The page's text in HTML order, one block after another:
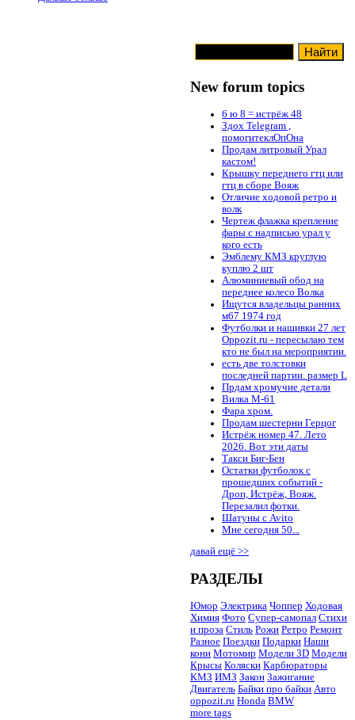
New forum topics
6 ю 8 = истрёж 48
Здох Telegram ,
помогитеклОпОна
Продам литровый Урал
кастом!
Крышку переднего гтц или
гтц в сборе Вояж
Отличие ходовой ретро и
волк
Чертеж флажка крепление
фары с надписью урал у
кого есть
Эмблему КМЗ круглую
куплю 2 шт
Алюминиевый обод на
переднее колесо Волка
Ищутся владельцы ранних
м67 1974 год
Футболки и нашивки 27 лет
Oppozit.ru - пересылаю тем
кто не был на мероприятии.
есть две толстовки
последней партии. размер L
Прдам хромучие детали
Вилка М-61
Фара хром.
Продам шестерни Герцог
Истрёж номер 47. Лето
2026. Вот эти даты
Такси Биг-Бен
Остатки футболок с
прошедших событий -
Дроп, Истрёж, Вояж.
Перезалил фотки.
Шатуны с Avito
Мне сегодня 50...
давай ещё >>
РАЗДЕЛЫ
Юмор Электрика Чоппер Ходовая
Химия Фото Супер-самопал Стихи
и проза Стиль Рожи Ретро Ремонт
Разное Поездки Подарки Наши
кони Мотомир Модели 3D Модели
Крысы Коляски Карбюраторы
КМЗ ИМЗ Закон Зажигание
Двигатель Байки про байки Авто
oppozit.ru Honda BMW
more tags